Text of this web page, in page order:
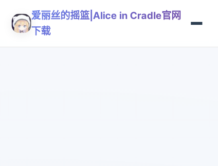
爱丽丝的摇篮|Alice in Cradle官网
下载